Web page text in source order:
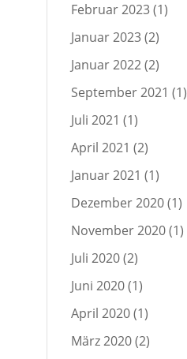
Februar 2023(1)
Januar 2023(2)
Januar 2022(2)
September 2021 (1)
Juli 2021 (1)
April 2021 (2)
Januar 2021 (1)
Dezember 2020(1)
November 2020(1)
Juli 2020(2)
Juni 2020(1)
April 2020(1)
März 2020(2)